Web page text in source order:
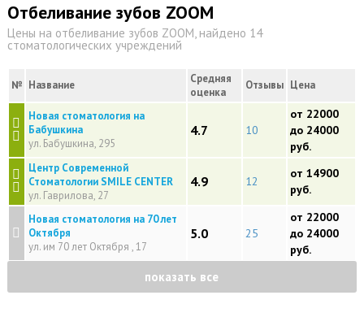
Отбеливание зубов ZOOM
Цены на отбеливание зубов ZOOM, найдено 14
стоматологических учреждений
№ Название
Средняя
оценка
Отзывы Цена
Новая стоматология на
Бабушкина
ул. Бабушкина, 295
4.7 10
от 22000
до 24000
руб.
Центр Современной
Стоматологии SMILE CENTER
ул. Гаврилова, 27
4.9 12
от 14900
руб.
Новая стоматология на 70 лет
Октября
ул. им 70 лет Октября , 17
5.0 25
от 22000
до 24000
руб.
показать все